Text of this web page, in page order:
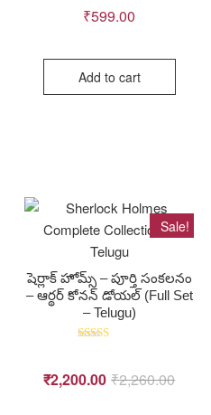
₹599.00
Add to cart
Sale!
షెర్లాక్ హోమ్స్ – పూర్తి సంకలనం
– ఆర్థర్ కోనన్ డోయల్ (Full Set
– Telugu)
out of 5
₹2,260.00Original
₹2,200.00 Current